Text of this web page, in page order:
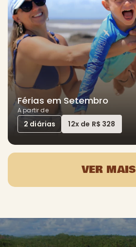
Férias em Setembro
A partir de
2 diárias 12x de R$ 328
VER MAIS